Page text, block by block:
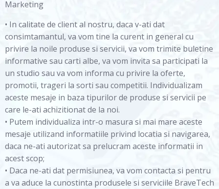
Marketing
• In calitate de client al nostru, daca v-ati dat
consimtamantul, va vom tine la curent in general cu
privire la noile produse si servicii, va vom trimite buletine
informative sau carti albe, va vom invita sa participati la
un studio sau va vom informa cu privire la oferte,
promotii, trageri la sorti sau competitii. Individualizam
aceste mesaje in baza tipurilor de produse si servicii pe
care le-ati achizitionat de la noi.
• Putem individualiza intr-o masura si mai mare aceste
mesaje utilizand informatiile privind locatia si navigarea,
daca ne-ati autorizat sa prelucram aceste informatii in
acest scop;
• Daca ne-ati dat permisiunea, va vom contacta si pentru
a va aduce la cunostinta produsele si serviciile BraveTech